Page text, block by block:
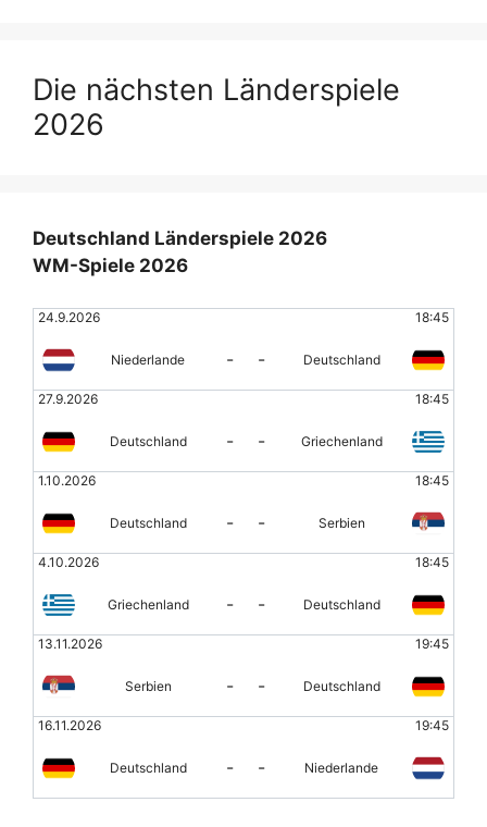
Die nächsten Länderspiele
2026
Deutschland Länderspiele 2026
WM-Spiele 2026
24.9.2026 18:45
Niederlande - - Deutschland
27.9.2026 18:45
Deutschland - - Griechenland
1.10.2026 18:45
Deutschland - - Serbien
4.10.2026 18:45
Griechenland - - Deutschland
13.11.2026 19:45
Serbien - - Deutschland
16.11.2026 19:45
Deutschland - - Niederlande